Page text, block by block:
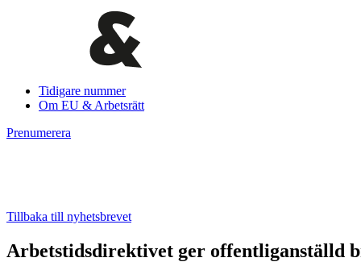
Tidigare nummer
Om EU & Arbetsrätt
Prenumerera
Tillbaka till nyhetsbrevet
Arbetstidsdirektivet ger offentliganställd